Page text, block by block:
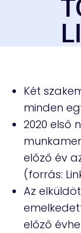
Két
minden
2020 első
előző év
(forrás:
Az
előző